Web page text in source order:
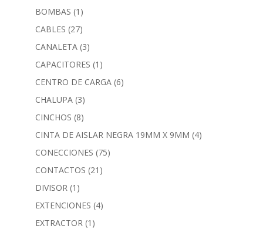
BOMBAS (1)
CABLES (27)
CANALETA (3)
CAPACITORES (1)
CENTRO DE CARGA (6)
CHALUPA (3)
CINCHOS (8)
CINTA DE AISLAR NEGRA 19MM X 9MM (4)
CONECCIONES (75)
CONTACTOS (21)
DIVISOR (1)
EXTENCIONES (4)
EXTRACTOR (1)